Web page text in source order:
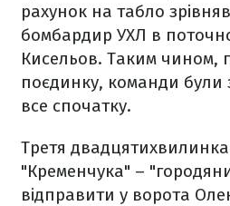
рахунок на табло
бомбардир УХЛ в
Кисельов. Таким чином,
поєдинку, команди були
все спочатку.
Третя
"Кременчука" –
відправити у ворота